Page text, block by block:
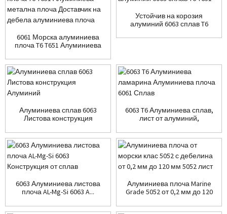
6061 Морска алуминиева
плоча T6 T651 Алуминиева
Устойчив на корозия
алуминий 6063 сплав T6
Алуминиева сплав 6063
Листова конструкция
6063 T6 Алуминиева сплав,
лист от алуминий,
6063 Алуминиева листова
плоча AL-Mg-Si 6063 A...
Алуминиева плоча Marine
Grade 5052 от 0,2 мм до 120